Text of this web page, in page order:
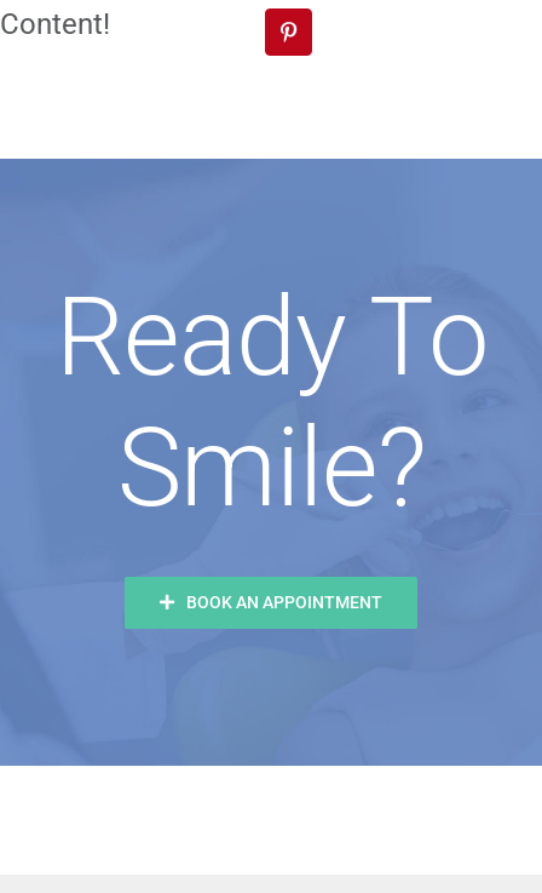
Content!
Ready To
Smile?
BOOK AN APPOINTMENT